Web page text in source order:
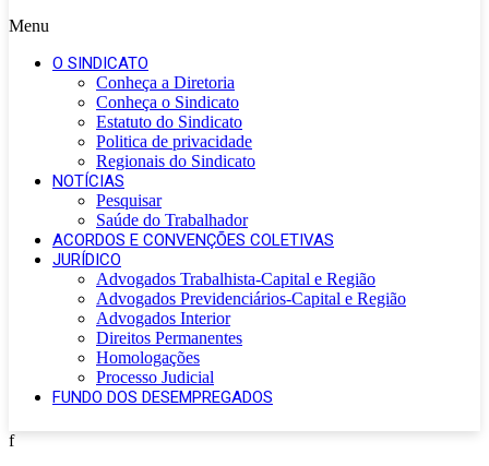
Menu
O SINDICATO
Conheça a Diretoria
Conheça o Sindicato
Estatuto do Sindicato
Politica de privacidade
Regionais do Sindicato
NOTÍCIAS
Pesquisar
Saúde do Trabalhador
ACORDOS E CONVENÇÕES COLETIVAS
JURÍDICO
Advogados Trabalhista-Capital e Região
Advogados Previdenciários-Capital e Região
Advogados Interior
Direitos Permanentes
Homologações
Processo Judicial
FUNDO DOS DESEMPREGADOS
f